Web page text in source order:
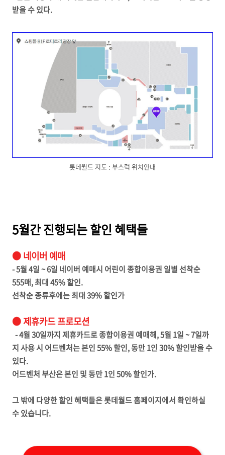
받을 수 있다.
롯데월드 지도 : 부스럭 위치안내
5월간 진행되는 할인 혜택들
● 네이버 예매
- 5월 4일 ~ 6일 네이버 예매시 어린이 종합이용권 일별 선착순
555매, 최대 45% 할인.
선착순 종류후에는 최대 39% 할인가
● 제휴카드 프로모션
- 4월 30일까지 제휴카드로 종합이용권 예매해, 5월 1일 ~ 7일까
지 사용 시 어드벤처는 본인 55% 할인, 동만 1인 30% 할인받을 수
있다.
어드벤처 부산은 본인 및 동만 1인 50% 할인가.
그 밖에 다양한 할인 혜택들은 롯데월드 홈페이지에서 확인하실
수 있습니다.